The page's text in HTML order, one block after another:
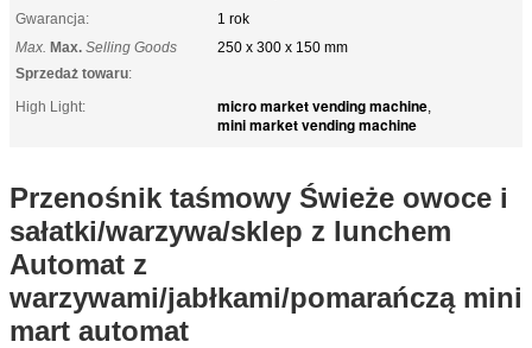
Gwarancja:
1 rok
Max. Max. Selling Goods
Sprzedaż towaru:
250 x 300 x 150 mm
High Light: micro market vending machine,
mini market vending machine
Przenośnik taśmowy Świeże owoce i
sałatki/warzywa/sklep z lunchem
Automat z
warzywami/jabłkami/pomarańczą mini
mart automat